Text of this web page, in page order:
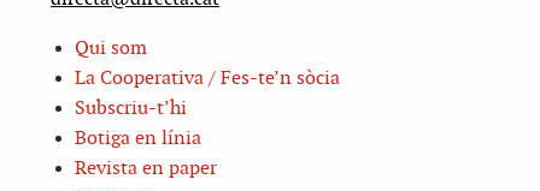
Qui som
La Cooperativa / Fes-te’n sòcia
Subscriu-t’hi
Botiga en línia
Revista en paper